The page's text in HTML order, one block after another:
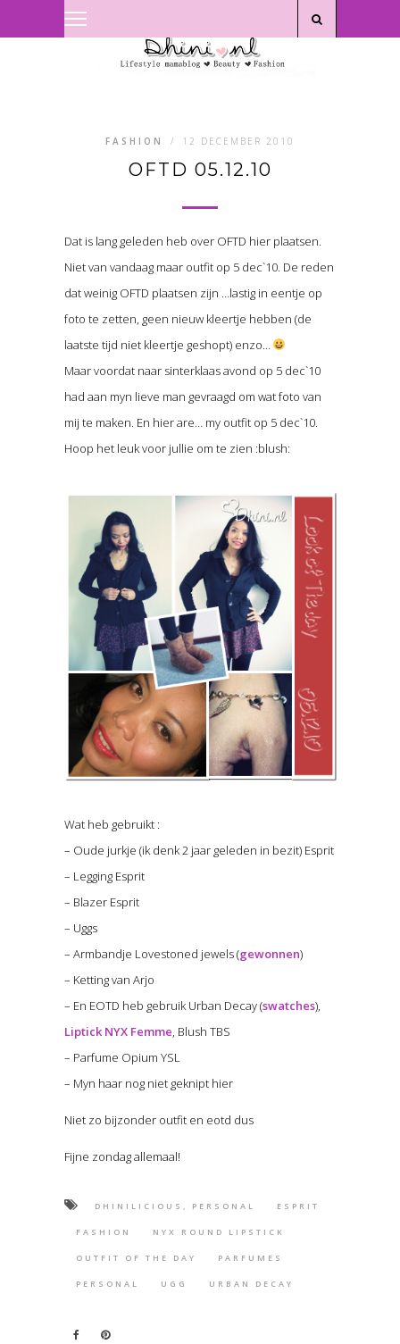
FASHION / 12 DECEMBER 2010
OFTD 05.12.10
Dat is lang geleden heb over OFTD hier plaatsen.
Niet van vandaag maar outfit op 5 dec`10. De reden
dat weinig OFTD plaatsen zijn …lastig in eentje op
foto te zetten, geen nieuw kleertje hebben (de
laatste tijd niet kleertje geshopt) enzo…
Maar voordat naar sinterklaas avond op 5 dec`10
had aan myn lieve man gevraagd om wat foto van
mij te maken. En hier are… my outfit op 5 dec`10.
Hoop het leuk voor jullie om te zien :blush:
Wat heb gebruikt :
– Oude jurkje (ik denk 2 jaar geleden in bezit) Esprit
– Legging Esprit
– Blazer Esprit
– Uggs
– Armbandje Lovestoned jewels (gewonnen)
– Ketting van Arjo
– En EOTD heb gebruik Urban Decay (swatches),
Liptick NYX Femme, Blush TBS
– Parfume Opium YSL
– Myn haar nog niet geknipt hier
Niet zo bijzonder outfit en eotd dus
Fijne zondag allemaal!
DHINILICIOUS, PERSONAL ESPRIT
FASHION NYX ROUND LIPSTICK
OUTFIT OF THE DAY PARFUMES
PERSONAL UGG URBAN DECAY